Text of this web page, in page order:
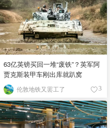
63亿英镑买回一堆“废铁”？英军阿
贾克斯装甲车刚出库就趴窝
伦敦地铁又罢工了 3